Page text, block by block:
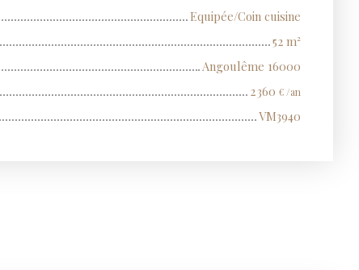
Equipée/Coin cuisine
52 m²
Angoulême 16000
2 360 € /an
VM3940